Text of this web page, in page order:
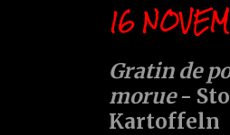
16
Gratin de
morue-
Kartoffeln